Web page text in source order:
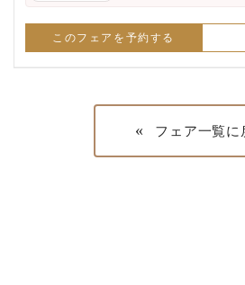
このフェアを予約する
« フェア一覧に